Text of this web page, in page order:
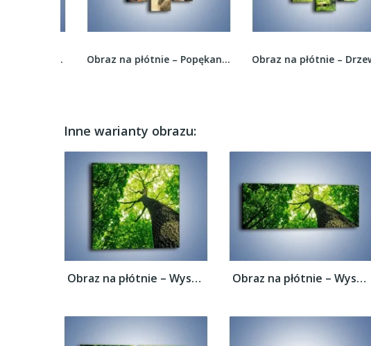
Obraz na płótnie – Popękane kamienne arbuzy –... Obraz na płótnie –
Inne warianty obrazu:
Obraz na płótnie – Wysoko na drzewie –... Obraz na płótnie – Wysoko na drzewie –...